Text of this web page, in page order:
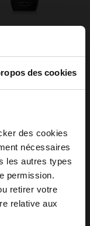
des cookies
des cookies
nécessaires
les autres types
permission.
retirer votre
relative aux
Noir
DE TOILETTE